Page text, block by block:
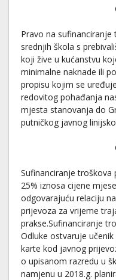
Pravo na
srednjih škola s
koji žive u kućanstvu
minimalne naknade ili
propisu kojim se
redovitog pohađanja
mjesta stanovanja do
putničkog javnog
Sufinanciranje troškova
25% iznosa cijene
odgovarajuću relaciju
prijevoza za vrijeme
prakse.Sufinanciranje
Odluke ostvaruje
karte kod javnog
o upisanom razredu u
namjenu u 2018.g.